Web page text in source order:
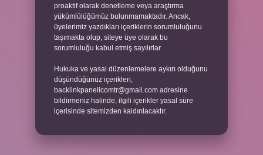
proaktif olarak denetleme veya araştırma
yükümlülüğümüz bulunmamaktadır. Ancak,
üyelerimiz yazdıkları içeriklerin sorumluluğunu
taşımakta olup, siteye üye olarak bu
sorumluluğu kabul etmiş sayılırlar.
Hukuka ve yasal düzenlemelere aykırı olduğunu
düşündüğünüz içerikleri,
backlinkpanelicomtr@gmail.com adresine
bildirmeniz halinde, ilgili içerikler yasal süre
içerisinde sitemizden kaldırılacaktır.